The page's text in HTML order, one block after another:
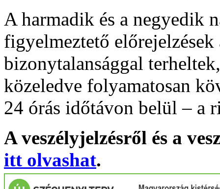
A harmadik és a negyedik
figyelmeztető
bizonytalansággal
közeledve folyamatosan
24 órás időtávon belül – a
A veszélyjelzésről és a
itt olvashat.